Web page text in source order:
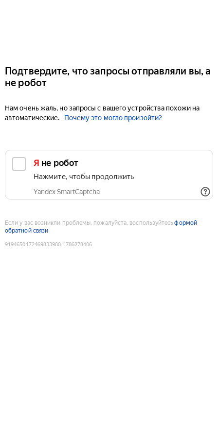
Подтвердите, что запросы отправляли вы, а
не робот
Нам очень жаль, но запросы с вашего устройства похожи на
автоматические.
Почему это могло произойти?
Я не робот
Нажмите, чтобы продолжить
Yandex SmartCaptcha
Если у вас возникли проблемы, пожалуйста, воспользуйтесьформой
обратной связи
9194650172469833980:1786278406